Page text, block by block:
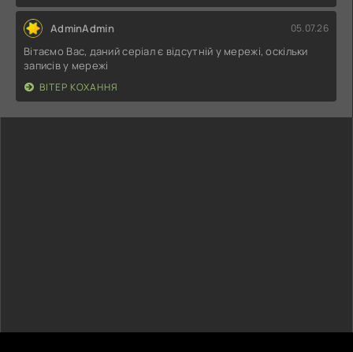
AdminAdmin 05.07.26
Вітаємо Вас, даний серіал є відсутній у мережі, оскільки
записів у мережі
ВІТЕР КОХАННЯ